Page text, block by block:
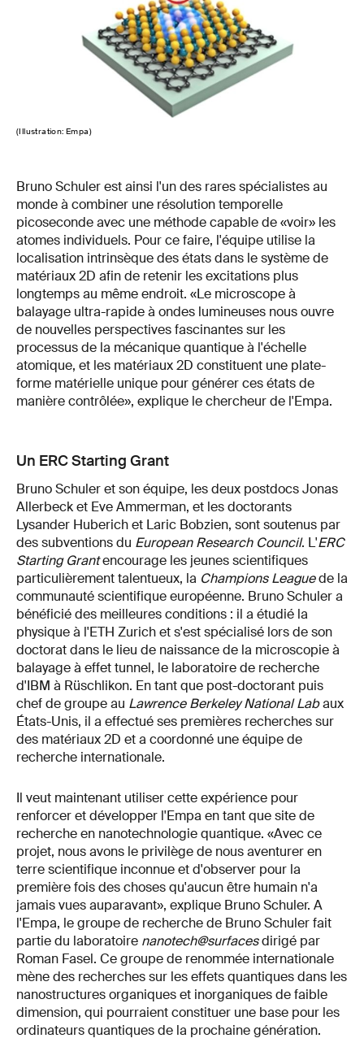
(Illustration: Empa)
Bruno Schuler est ainsi l'un des rares spécialistes au
monde à combiner une résolution temporelle
picoseconde avec une méthode capable de «voir» les
atomes individuels. Pour ce faire, l'équipe utilise la
localisation intrinsèque des états dans le système de
matériaux 2D afin de retenir les excitations plus
longtemps au même endroit. «Le microscope à
balayage ultra-rapide à ondes lumineuses nous ouvre
de nouvelles perspectives fascinantes sur les
processus de la mécanique quantique à l'échelle
atomique, et les matériaux 2D constituent une plate-
forme matérielle unique pour générer ces états de
manière contrôlée», explique le chercheur de l'Empa.
Un ERC Starting Grant
Bruno Schuler et son équipe, les deux postdocs Jonas
Allerbeck et Eve Ammerman, et les doctorants
Lysander Huberich et Laric Bobzien, sont soutenus par
des subventions du European Research Council. L'ERC
Starting Grantencourage les jeunes scientifiques
particulièrement talentueux, la Champions Leaguede la
communauté scientifique européenne. Bruno Schuler a
bénéficié des meilleures conditions : il a étudié la
physique à l'ETH Zurich et s'est spécialisé lors de son
doctorat dans le lieu de naissance de la microscopie à
balayage à effet tunnel, le laboratoire de recherche
d'IBM à Rüschlikon. En tant que post-doctorant puis
chef de groupe au Lawrence Berkeley National Labaux
États-Unis, il a effectué ses premières recherches sur
des matériaux 2D et a coordonné une équipe de
recherche internationale.
Il veut maintenant utiliser cette expérience pour
renforcer et développer l'Empa en tant que site de
recherche en nanotechnologie quantique. «Avec ce
projet, nous avons le privilège de nous aventurer en
terre scientifique inconnue et d'observer pour la
première fois des choses qu'aucun être humain n'a
jamais vues auparavant», explique Bruno Schuler. A
l'Empa, le groupe de recherche de Bruno Schuler fait
partie du laboratoire nanotech@surfacesdirigé par
Roman Fasel. Ce groupe de renommée internationale
mène des recherches sur les effets quantiques dans les
nanostructures organiques et inorganiques de faible
dimension, qui pourraient constituer une base pour les
ordinateurs quantiques de la prochaine génération.